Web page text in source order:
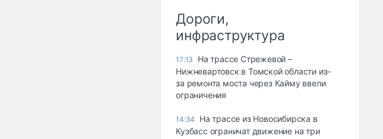
Дороги,
инфраструктура
17:13
На трассе Стрежевой –
Нижневартовск в Томской области из-
за ремонта моста через Кайму ввели
ограничения
14:34
На трассе из Новосибирска в
Кузбасс ограничат движение на три